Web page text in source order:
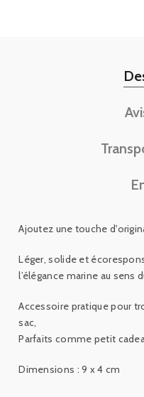
Ajoutez une touche
Léger, solide et
l’élégance marine au sens
Accessoire pratique pour
sac,
Parfaits comme petit
Dimensions : 9 x 4 cm